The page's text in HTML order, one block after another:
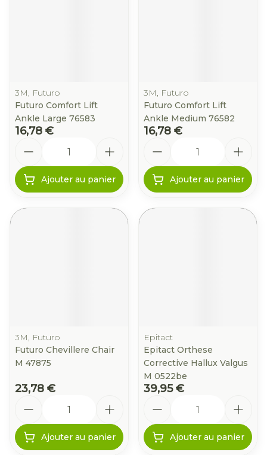
3M, Futuro
Futuro Comfort Lift
Ankle Large 76583
16,78 €
Ajouter au panier
3M, Futuro
Futuro Comfort Lift
Ankle Medium 76582
16,78 €
Ajouter au panier
3M, Futuro
Futuro Chevillere Chair
M 47875
23,78 €
Ajouter au panier
Epitact
Epitact Orthese
Corrective Hallux Valgus
M 0522be
39,95 €
Ajouter au panier